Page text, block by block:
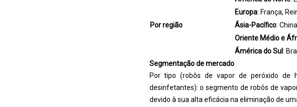
Por região
Europa: França,
Ásia-Pacífico:
Oriente Médio e
Ámérica do Sul:
Segmentação de mercado
Por tipo (robôs de vapor de peróxido de
desinfetantes): o segmento de robôs de
devido à sua alta eficácia na eliminação de